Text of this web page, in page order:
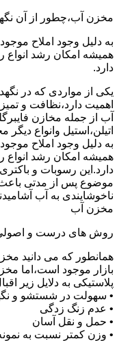
مخزن آب،چطور از آن
به دلیل وجود املاح
همیشه امکان رشد انواع
دارد.
یکی از مواردی که در
اهمیت دارد،نظافت و
آب از جمله مخازن
اتیلن،استیل وانواع
به دلیل وجود املاح
همیشه امکان رشد انواع
دارد.این رسوبات و
موضوع پس از مدتی
ناخوشایندی به آب
مخزن آب
روش های درست و اصولی
همانطور که می دانید
بازار موجود است،اما
پلاستیکی به دلایل زیر
• سهولت در شستشو و
• عدم زنگ زدگی
• حمل و نقل آسان
• وزن کمتر نسبت به